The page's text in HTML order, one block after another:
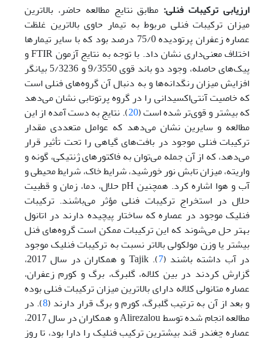
ارزیابی ترکیبات فنلی: مطابق نتایج مطالعه حاضر، بالاترین
میزان ترکیبات فنلی مربوط به تیمار حاوی بالاترین غلظت
عصاره زعفران پرتودیده 75/0 درصد بود که با سایر تیمارها
اختلاف معنی‌داری نشان داد. با توجه به نتایج آزمون FTIR و
پیک‌های حاصله، وجود دو باند قوی 9/3550 و 5/3236 بیانگر
افزایش میزان رنگدانه‌ها و به دنبال آن گروه‌های فنلی است
که خاصیت آنتی‌اکسیدانی را در گروه پرتوتابی نشان می‌دهد
که بیشتر و قوی‌تر شده است (20). نتایج به دست آمده از این
مطالعه و سایرین نشان می‌دهد که عوامل متعددی مقدار
ترکیبات فنلی موجود در بافت‌های گیاهی را تحت تأثیر قرار
می‌دهد، که از آن جمله می‌توان به فاکتورهای ژنتیکی، گونه و
واریته، میزان تابش نور خورشید، شرایط خاک، شرایط محیطی و
آب و هوا اشاره کرد. همچنین pH حلال، دما، زمان و قطبیت
حلال در استخراج ترکیبات فنلی مؤثر می‌باشند. ترکیبات
فنلیک موجود در عصاره که ساختار پیچیده دارند در اتانول
بهتر حل می‌شوند که این ترکیبات ممکن است گروه‌های فنل
بیشتر یا وزن مولکولی بالاتر نسبت به ترکیبات فنلیک موجود
در آب داشته باشند (7
). Tajik و همکاران در سال 2017،
گزارش کردند در بین کلاله، گلبرگ، برگ و کورم زعفران،
عصاره متانولی کلاله دارای بالاترین میزان ترکیبات فنلی بوده
و بعد از آن به ترتیب گلبرگ، کورم و برگ قرار دارند (8). در
مطالعه انجام شده توسط Alirezalou و همکاران در سال 2017،
عصاره چغندر قند بیشترین ترکیب فنلیک را دارا بود، تا روز